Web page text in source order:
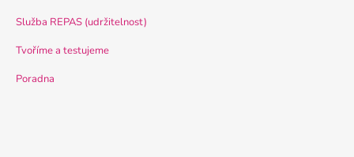
Služba REPAS (udržitelnost)
Tvoříme a testujeme
Poradna